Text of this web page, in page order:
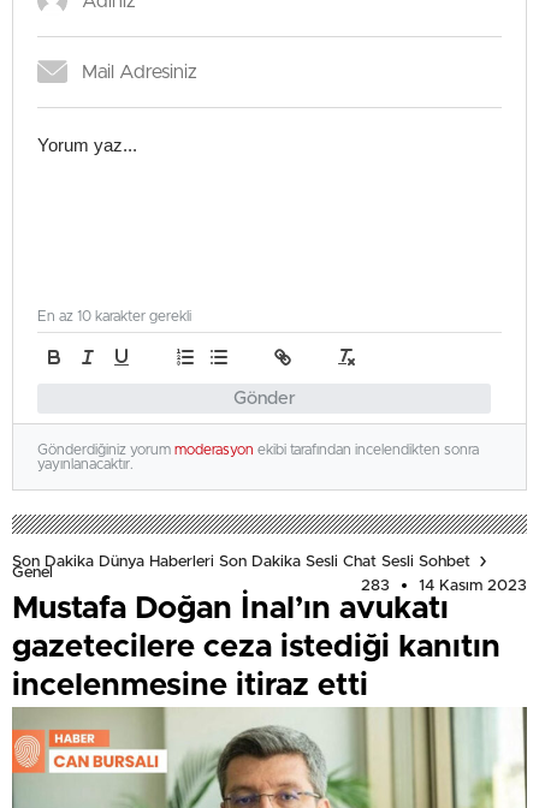
Gönder
En az 10 karakter gerekli
Gönderdiğiniz yorum moderasyon ekibi tarafından incelendikten sonra
yayınlanacaktır.
Son Dakika Dünya Haberleri Son Dakika Sesli Chat Sesli Sohbet
Genel
283
14 Kasım 2023
Mustafa Doğan İnal’ın avukatı
gazetecilere ceza istediği kanıtın
incelenmesine itiraz etti